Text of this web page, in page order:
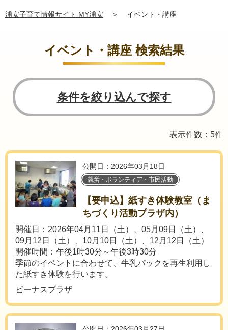
浦安子育て情報サイト MY浦安 ＞ イベント・講座
イベント・講座 検索結果
条件を絞り込んで探す
表示件数：5件
公開日：2026年03月18日
就労・ボランティア・市民活動
【要申込】紙すき体験教室（ま
ちづくり活動プラザ内）
開催日：2026年04月11日（土）、05月09日（土）、
09月12日（土）、10月10日（土）、12月12日（土）
開催時間：午後1時30分～午後3時30分
季節のイベントに合わせて、牛乳パックを再生利用し
た紙すき体験を行います。
ビーナスプラザ